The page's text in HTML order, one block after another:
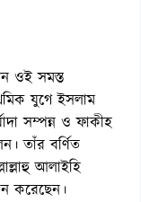
ওই সমস্ত
যুগে ইসলাম
সম্পন্ন ও ফাকীহ
তাঁর বর্ণিত
আলাইহি
করেছেন।